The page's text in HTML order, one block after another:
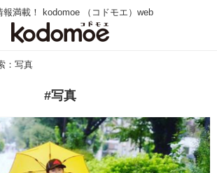
報満載！ kodomoe （コドモエ）web
：写真
#写真